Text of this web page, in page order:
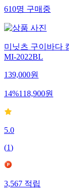
610명구매중
미닛츠 구이바다
MI-2022BL
139,000원
14%118,900원
5.0
(1)
3,567적립